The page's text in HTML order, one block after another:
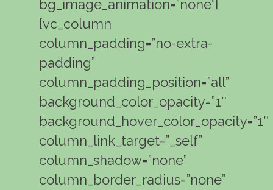
bg_image_animation=”none”]
[vc_column
column_padding=”no-extra-
padding”
column_padding_position=”all”
background_color_opacity=”1″
background_hover_color_opacity=”1″
column_link_target=”_self”
column_shadow=”none”
column_border_radius=”none”